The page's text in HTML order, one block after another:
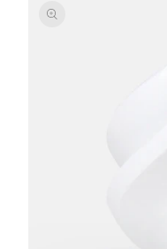
INFORMATIONS
PRODUITS